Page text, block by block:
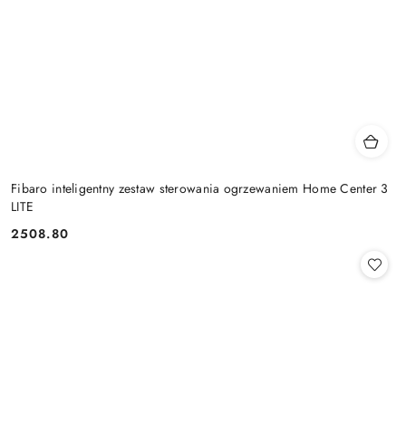
Fibaro inteligentny zestaw sterowania ogrzewaniem Home Center 3
LITE
Cena:
2508.80